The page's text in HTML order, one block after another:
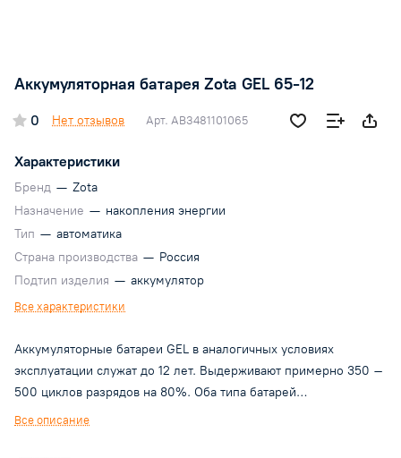
Аккумуляторная батарея Zota GEL 65-12
0 Нет отзывов Арт. AB3481101065
Характеристики
Бренд — Zota
Назначение — накопления энергии
Тип — автоматика
Страна производства — Россия
Подтип изделия — аккумулятор
Все характеристики
Аккумуляторные батареи GEL в аналогичных условиях
эксплуатации служат до 12 лет. Выдерживают примерно 350 –
500 циклов разрядов на 80%. Оба типа батарей
рекомендуются для резервного бесперебойного
Все описание